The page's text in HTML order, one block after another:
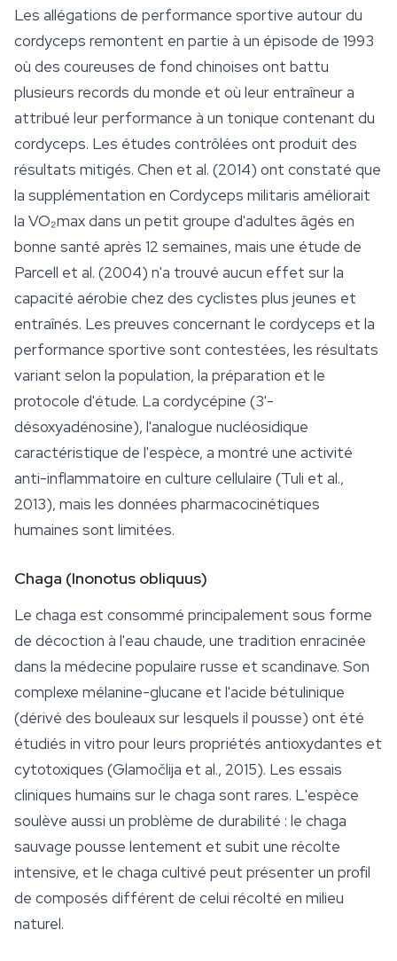
Les allégations de performance sportive autour du
cordyceps remontent en partie à un épisode de 1993
où des coureuses de fond chinoises ont battu
plusieurs records du monde et où leur entraîneur a
attribué leur performance à un tonique contenant du
cordyceps. Les études contrôlées ont produit des
résultats mitigés. Chen et al. (2014) ont constaté que
la supplémentation en Cordyceps militaris améliorait
la VO₂max dans un petit groupe d'adultes âgés en
bonne santé après 12 semaines, mais une étude de
Parcell et al. (2004) n'a trouvé aucun effet sur la
capacité aérobie chez des cyclistes plus jeunes et
entraînés. Les preuves concernant le cordyceps et la
performance sportive sont contestées, les résultats
variant selon la population, la préparation et le
protocole d'étude. La cordycépine (3'-
désoxyadénosine), l'analogue nucléosidique
caractéristique de l'espèce, a montré une activité
anti-inflammatoire en culture cellulaire (Tuli et al.,
2013), mais les données pharmacocinétiques
humaines sont limitées.
Chaga (Inonotus obliquus)
Le chaga est consommé principalement sous forme
de décoction à l'eau chaude, une tradition enracinée
dans la médecine populaire russe et scandinave. Son
complexe mélanine-glucane et l'acide bétulinique
(dérivé des bouleaux sur lesquels il pousse) ont été
étudiés in vitro pour leurs propriétés antioxydantes et
cytotoxiques (Glamočlija et al., 2015). Les essais
cliniques humains sur le chaga sont rares. L'espèce
soulève aussi un problème de durabilité : le chaga
sauvage pousse lentement et subit une récolte
intensive, et le chaga cultivé peut présenter un profil
de composés différent de celui récolté en milieu
naturel.